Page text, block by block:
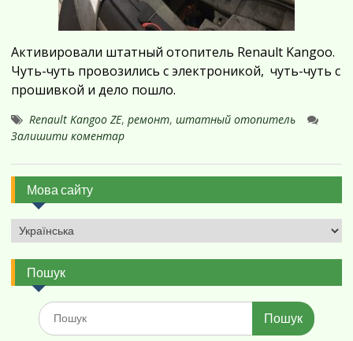
Активировали штатный отопитель Renault Kangoo.
Чуть-чуть провозились с электроникой, чуть-чуть с
прошивкой и дело пошло.
Renault Kangoo ZE,ремонт,штатный отопитель
Залишити коментар
Мова сайту
Пошук
Шукати: